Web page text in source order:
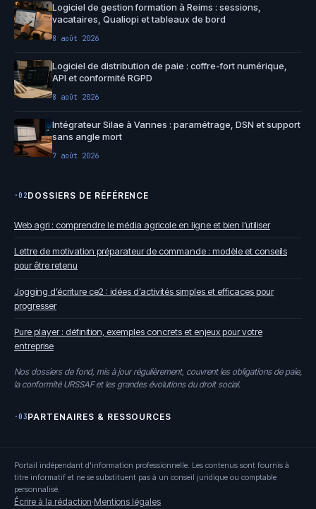
Logiciel de gestion formation à Reims : sessions,
vacataires, Qualiopi et tableaux de bord
8 août 2026
Logiciel de distribution de paie : coffre-fort numérique,
API et conformité RGPD
8 août 2026
Intégrateur Silae à Vannes : paramétrage, DSN et support
sans angle mort
7 août 2026
·02DOSSIERS DE RÉFÉRENCE
Web agri : comprendre le média agricole en ligne et bien l’utiliser
Lettre de motivation préparateur de commande : modèle et conseils
pour être retenu
Jogging d’écriture ce2 : idées d’activités simples et efficaces pour
progresser
Pure player : définition, exemples concrets et enjeux pour votre
entreprise
Nos dossiers de fond, mis à jour régulièrement, couvrent les obligations de paie,
la conformité URSSAF et les grandes évolutions du droit social.
·03PARTENAIRES & RESSOURCES
Portail indépendant d'information professionnelle. Les contenus sont fournis à
titre informatif et ne se substituent pas à un conseil juridique ou comptable
personnalisé.
Écrire à la rédaction·Mentions légales